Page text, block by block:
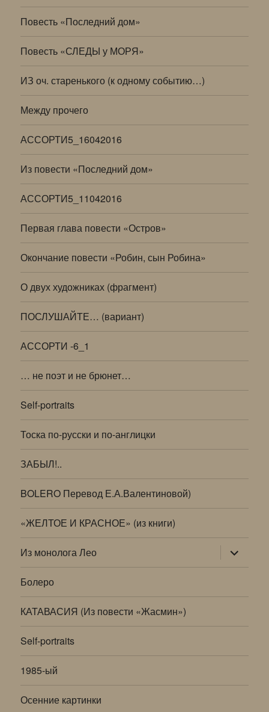
Повесть «Последний дом»
Повесть «СЛЕДЫ у МОРЯ»
ИЗ оч. старенького (к одному событию…)
Между прочего
АССОРТИ5_16042016
Из повести «Последний дом»
АССОРТИ5_11042016
Первая глава повести «Остров»
Окончание повести «Робин, сын Робина»
О двух художниках (фрагмент)
ПОСЛУШАЙТЕ… (вариант)
АССОРТИ -6_1
… не поэт и не брюнет…
Self-portraits
Тоска по-русски и по-англицки
ЗАБЫЛ!..
BOLERO Перевод Е.А.Валентиновой)
«ЖЕЛТОЕ И КРАСНОЕ» (из книги)
Из монолога Лео раскрыть
дочернее
меню
Болеро
КАТАВАСИЯ (Из повести «Жасмин»)
Self-portraits
1985-ый
Осенние картинки